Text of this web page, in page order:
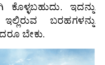
ಕೊಳ್ಳಬಹುದು. ಇದನ್ನು
ಬರಹಗಳನ್ನು
ಬೇಕು.